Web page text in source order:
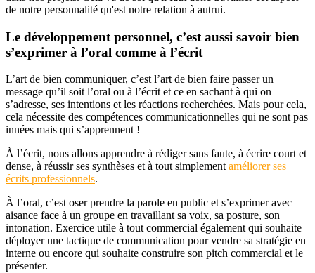
de notre personnalité qu'est notre relation à autrui.
Le développement personnel, c’est aussi savoir bien
s’exprimer à l’oral comme à l’écrit
L’art de bien communiquer, c’est l’art de bien faire passer un
message qu’il soit l’oral ou à l’écrit et ce en sachant à qui on
s’adresse, ses intentions et les réactions recherchées. Mais pour cela,
cela nécessite des compétences communicationnelles qui ne sont pas
innées mais qui s’apprennent !
À l’écrit, nous allons apprendre à rédiger sans faute, à écrire court et
dense, à réussir ses synthèses et à tout simplementaméliorer ses
écrits professionnels.
À l’oral, c’est oser prendre la parole en public et s’exprimer avec
aisance face à un groupe en travaillant sa voix, sa posture, son
intonation. Exercice utile à tout commercial également qui souhaite
déployer une tactique de communication pour vendre sa stratégie en
interne ou encore qui souhaite construire son pitch commercial et le
présenter.